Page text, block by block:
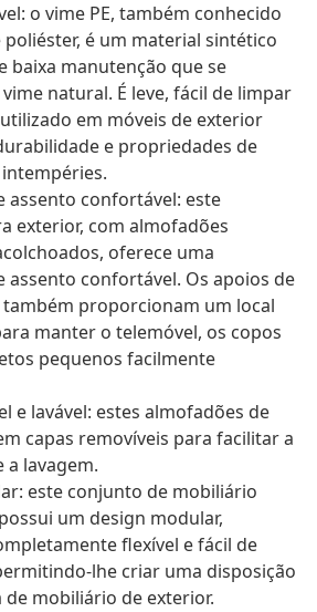
o vime PE, também conhecido
poliéster, é um material sintético
baixa manutenção que se
natural. É leve, fácil de limpar
em móveis de exterior
e propriedades de
assento confortável: este
exterior, com almofadões
oferece uma
assento confortável. Os apoios de
proporcionam um local
manter o telemóvel, os copos
pequenos facilmente
e lavável: estes almofadões de
capas removíveis para facilitar a
a lavagem.
este conjunto de mobiliário
um design modular,
flexível e fácil de
lhe criar uma disposição
de mobiliário de exterior.